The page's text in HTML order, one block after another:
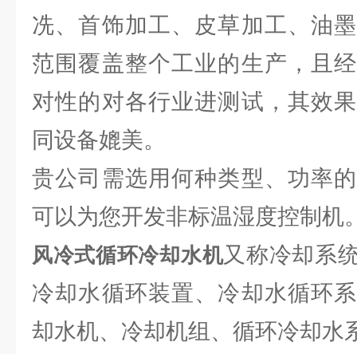
冼、首饰加工、皮草加工、油
范围覆盖整个工业的生产，且
对性的对各行业进测试，其效
同设备媲美。
贵公司需选用何种类型、功率
可以为您开发非标温湿度控制机
风冷式循环冷却水机又称冷却系
冷却水循环装置、冷却水循环
却水机、冷却机组、循环冷却水